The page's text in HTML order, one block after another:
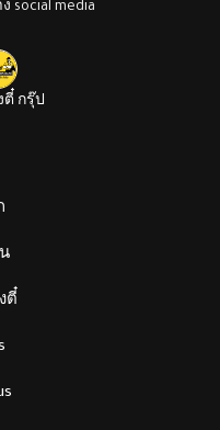
social media
ตี๋ กรุ๊ป
ตี๋